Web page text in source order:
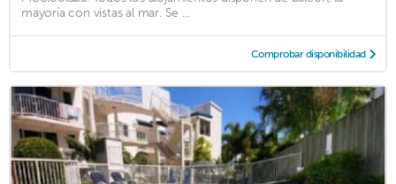
mayoría con vistas al mar. Se ...
Comprobar disponibilidad